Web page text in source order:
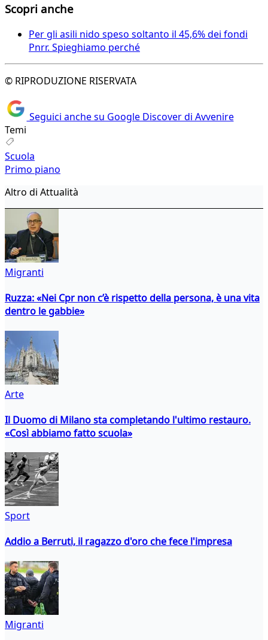
Scopri anche
Per gli asili nido speso soltanto il 45,6% dei fondi
Pnrr. Spieghiamo perché
© RIPRODUZIONE RISERVATA
Seguici anche su Google Discover di Avvenire
Temi
Scuola
Primo piano
Altro di Attualità
Migranti
Ruzza: «Nei Cpr non c’è rispetto della persona, è una vita
dentro le gabbie»
Arte
Il Duomo di Milano sta completando l'ultimo restauro.
«Così abbiamo fatto scuola»
Sport
Addio a Berruti, il ragazzo d'oro che fece l'impresa
Migranti